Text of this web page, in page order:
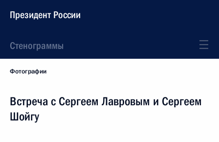
Президент России
Стенограммы
Фотографии
Встреча с Сергеем Лавровым и Сергеем
Шойгу